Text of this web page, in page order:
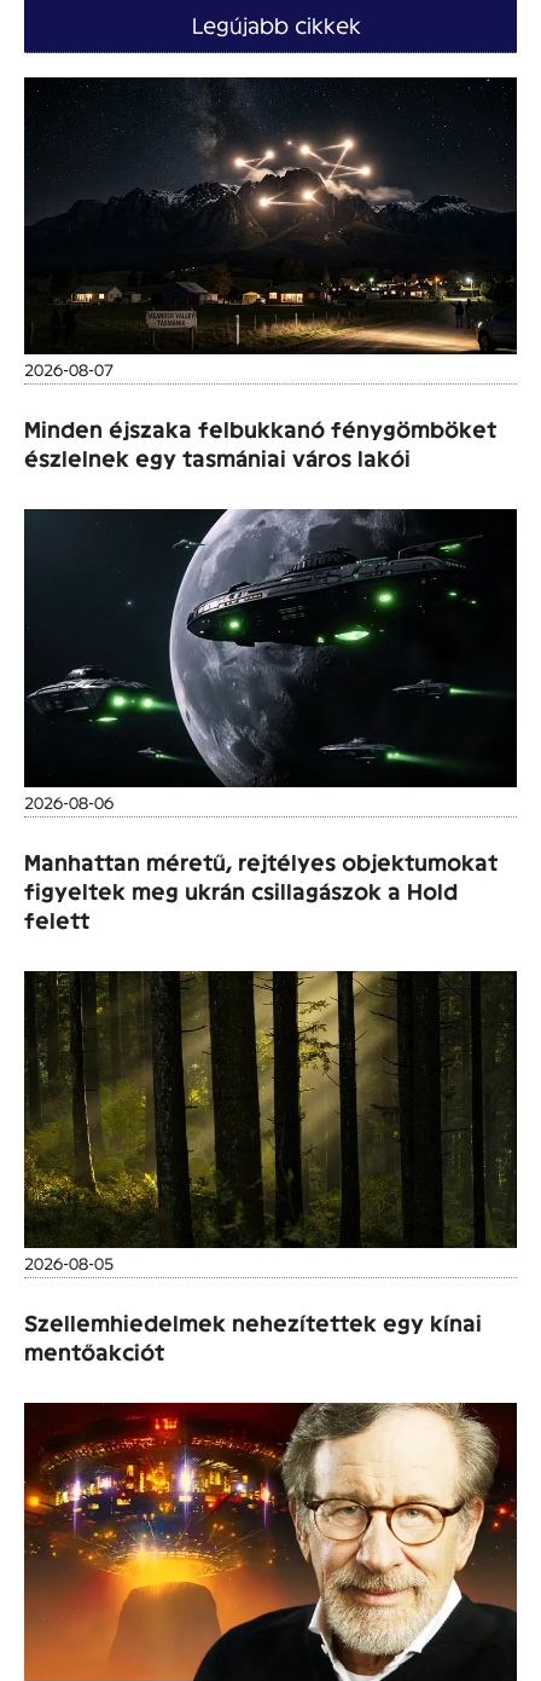
Legújabb cikkek
2026-08-07
Minden éjszaka felbukkanó fénygömböket
észlelnek egy tasmániai város lakói
2026-08-06
Manhattan méretű, rejtélyes objektumokat
figyeltek meg ukrán csillagászok a Hold
felett
2026-08-05
Szellemhiedelmek nehezítettek egy kínai
mentőakciót